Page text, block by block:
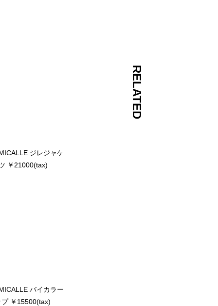
RELATED
ジレジャケ
￥21000(tax)
バイカラー
￥15500(tax)